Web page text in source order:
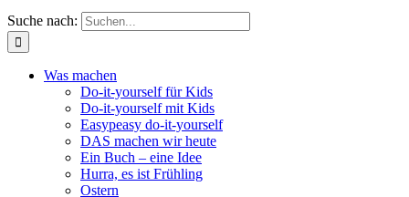
Suche nach:
Was machen
Do-it-yourself für Kids
Do-it-yourself mit Kids
Easypeasy do-it-yourself
DAS machen wir heute
Ein Buch – eine Idee
Hurra, es ist Frühling
Ostern